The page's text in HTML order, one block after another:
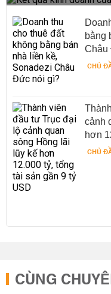
bằng
Châu
CHỦ
cảnh
hơn
9 tỷ
CHỦ
CÙNG